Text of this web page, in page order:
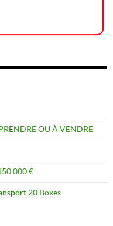
OU À VENDRE
000 €
20 Boxes